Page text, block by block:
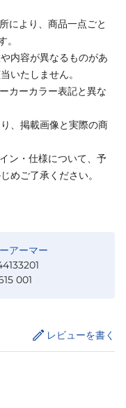
により、商品一点ごと
内容が異なるものがあ
いたしません。
カーカラー表記と異な
、掲載画像と実際の商
ン・仕様について、予
めご了承ください。
アーマー
001
レビューを書く